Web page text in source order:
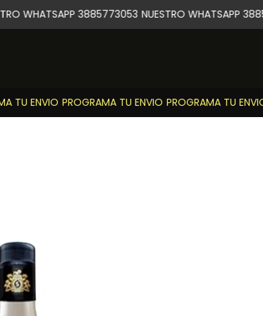
TU ENVIO PROGRAMA TU ENVIO PROGRAMA TU ENVIO
WHATSAPP 3885773053 NUESTRO WHATSAPP